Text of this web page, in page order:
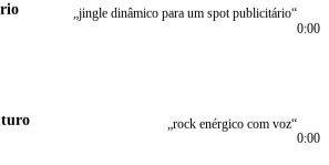
„jingle dinâmico para um spot publicitário“
0:00
„rock enérgico com voz“
0:00